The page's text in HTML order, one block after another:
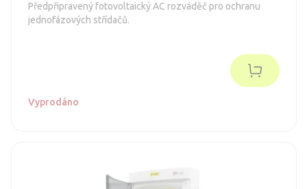
Předpřipravený fotovoltaický AC rozváděč pro ochranu
jednofázových střídačů.
Vyprodáno